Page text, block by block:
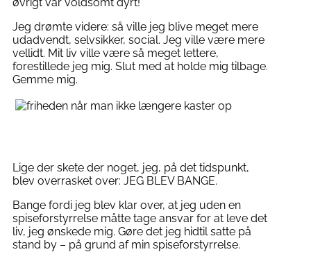
Jeg drømte videre: så ville jeg blive meget mere
udadvendt, selvsikker, social. Jeg ville være mere
vellidt. Mit liv ville være så meget lettere,
forestillede jeg mig. Slut med at holde mig tilbage.
Gemme mig.
Lige der skete der noget, jeg, på det tidspunkt,
blev overrasket over: JEG BLEV BANGE.
Bange fordi jeg blev klar over, at jeg uden en
spiseforstyrrelse måtte tage ansvar for at leve det
liv, jeg ønskede mig. Gøre det jeg hidtil satte på
stand by – på grund af min spiseforstyrrelse.